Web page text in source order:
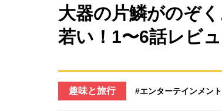
大器の片鱗がのぞ
若い！1〜6話レビ
趣味と旅行 #エンターテインメント